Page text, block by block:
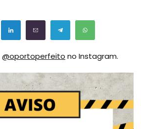
@oportoperfeito no Instagram.